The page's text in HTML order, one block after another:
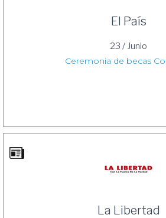
El País
23 / Junio
Ceremonia de becas
La Libertad